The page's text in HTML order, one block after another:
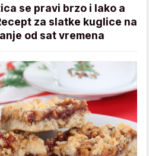
se pravi brzo i lako a
za slatke kuglice na
od sat vremena